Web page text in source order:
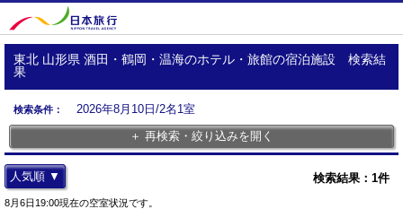
東北 山形県 酒田・鶴岡・温海のホテル・旅館の宿泊施設 検索結
果
検索条件：
2026年8月10日/2名1室
＋ 再検索・絞り込みを開く
検索結果： 1件
人気順 ▼
8月6日19:00現在の空室状況です。